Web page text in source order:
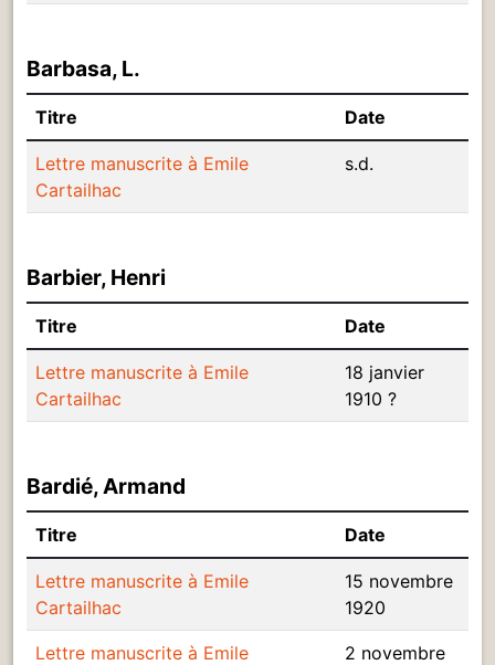
Barbasa, L.
Titre Date
Lettre manuscrite à Emile
Cartailhac
s.d.
Barbier, Henri
Titre Date
Lettre manuscrite à Emile
Cartailhac
18 janvier
1910 ?
Bardié, Armand
Titre Date
Lettre manuscrite à Emile
Cartailhac
15 novembre
1920
Lettre manuscrite à Emile
2 novembre